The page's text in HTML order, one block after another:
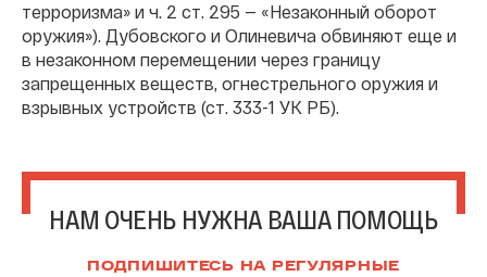
терроризма» и ч. 2 ст. 295 — «Незаконный оборот
оружия»). Дубовского и Олиневича обвиняют еще и
в незаконном перемещении через границу
запрещенных веществ, огнестрельного оружия и
взрывных устройств (ст. 333-1 УК РБ).
НАМ ОЧЕНЬ НУЖНА ВАША ПОМОЩЬ
ПОДПИШИТЕСЬ НА РЕГУЛЯРНЫЕ